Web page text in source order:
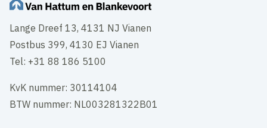
Lange Dreef 13, 4131 NJ Vianen
Postbus 399, 4130 EJ Vianen
Tel: +31 88 186 5100
KvK nummer: 30114104
BTW nummer: NL003281322B01